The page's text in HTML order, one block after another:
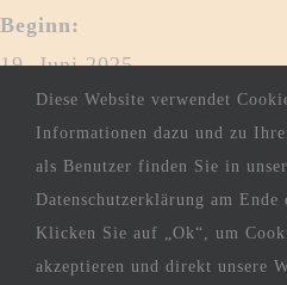
Beginn:
19. Juni 2025
Ende:
22. Juni 2025
Diese Website verwendet
Informationen dazu und zu
als Benutzer finden Sie in
Datenschutzerklärung am Ende
Klicken Sie auf „Ok“, um
akzeptieren und direkt unsere